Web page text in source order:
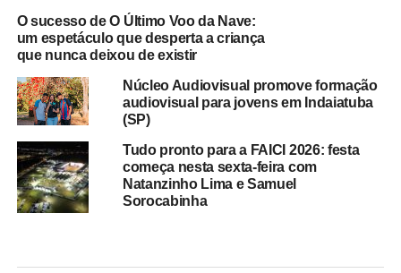
O sucesso de O Último Voo da Nave:
um espetáculo que desperta a criança
que nunca deixou de existir
Núcleo Audiovisual promove formação
audiovisual para jovens em Indaiatuba
(SP)
Tudo pronto para a FAICI 2026: festa
começa nesta sexta-feira com
Natanzinho Lima e Samuel
Sorocabinha